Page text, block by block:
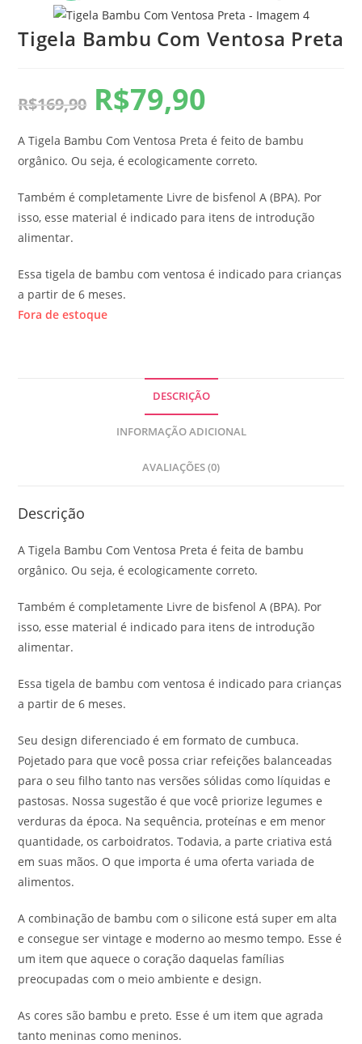
Tigela Bambu Com Ventosa Preta
R$169,90 R$79,90
A Tigela Bambu Com Ventosa Preta é feito de bambu
orgânico. Ou seja, é ecologicamente correto.
Também é completamente Livre de bisfenol A (BPA). Por
isso, esse material é indicado para itens de introdução
alimentar.
Essa tigela de bambu com ventosa é indicado para crianças
a partir de 6 meses.
Fora de estoque
DESCRIÇÃO
INFORMAÇÃO ADICIONAL
AVALIAÇÕES (0)
Descrição
A Tigela Bambu Com Ventosa Preta é feita de bambu
orgânico. Ou seja, é ecologicamente correto.
Também é completamente Livre de bisfenol A (BPA). Por
isso, esse material é indicado para itens de introdução
alimentar.
Essa tigela de bambu com ventosa é indicado para crianças
a partir de 6 meses.
Seu design diferenciado é em formato de cumbuca.
Pojetado para que você possa criar refeições balanceadas
para o seu filho tanto nas versões sólidas como líquidas e
pastosas. Nossa sugestão é que você priorize legumes e
verduras da época. Na sequência, proteínas e em menor
quantidade, os carboidratos. Todavia, a parte criativa está
em suas mãos. O que importa é uma oferta variada de
alimentos.
A combinação de bambu com o silicone está super em alta
e consegue ser vintage e moderno ao mesmo tempo. Esse é
um item que aquece o coração daquelas famílias
preocupadas com o meio ambiente e design.
As cores são bambu e preto. Esse é um item que agrada
tanto meninas como meninos.